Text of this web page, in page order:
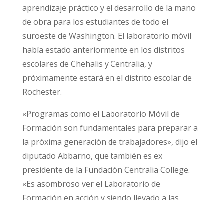
aprendizaje práctico y el desarrollo de la mano
de obra para los estudiantes de todo el
suroeste de Washington. El laboratorio móvil
había estado anteriormente en los distritos
escolares de Chehalis y Centralia, y
próximamente estará en el distrito escolar de
Rochester.
«Programas como el Laboratorio Móvil de
Formación son fundamentales para preparar a
la próxima generación de trabajadores», dijo el
diputado Abbarno, que también es ex
presidente de la Fundación Centralia College.
«Es asombroso ver el Laboratorio de
Formación en acción y siendo llevado a las